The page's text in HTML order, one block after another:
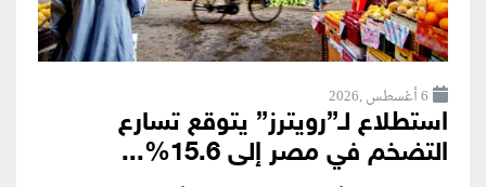
6 أغسطس ,2026
استطلاع لـ”رويترز” يتوقع تسارع
التضخم في مصر إلى 15.6%...